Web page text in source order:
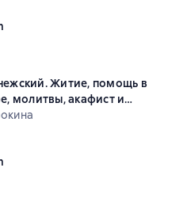
рейтинг 0 на основе 0 оценок
Житие, помощь в
молитвы, акафист и
рейтинг 0 на основе 0 оценок